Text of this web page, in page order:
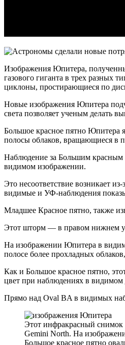
Изображения Юпитера,
газового гиганта в трех разных
циклоны, простирающиеся по
Новые изображения Юпитера
света позволяет ученым делать
Большое красное пятно Юпитера
полосы облаков, вращающиеся в
Наблюдение за Большим красным
видимом изображении.
Это несоответствие возникает
видимые и УФ-наблюдения
Младшее Красное пятно, также
Этот шторм — в правом нижнем
На изображении Юпитера в
полосе более прохладных
Как и Большое красное пятно,
цвет при наблюдениях в видимом
Прямо над Oval BA в видимых
Этот инфракрасный снимок
Gemini North. На
Большое красное пятно